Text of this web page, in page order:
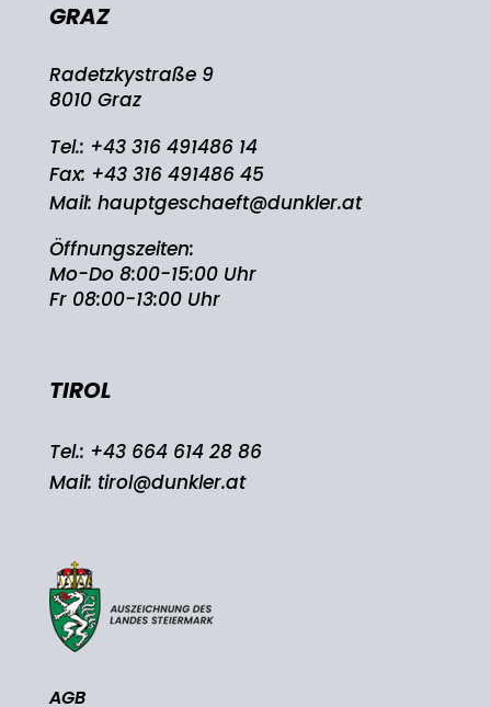
GRAZ
Radetzkystraße 9
8010 Graz
Tel.: +43 316 491486 14
Fax: +43 316 491486 45
Mail: hauptgeschaeft@dunkler.at
Öffnungszeiten:
Mo-Do 8:00-15:00 Uhr
Fr 08:00-13:00 Uhr
TIROL
Tel.: +43 664 614 28 86
Mail: tirol@dunkler.at
AGB